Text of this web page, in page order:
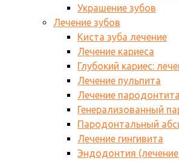
Украшение зубов
Лечение зубов
Киста зуба лечение
Лечение кариеса
Глубокий кариес:
Лечение пульпита
Лечение пародонтита
Генерализованный
Пародонтальный
Лечение гингивита
Эндодонтия